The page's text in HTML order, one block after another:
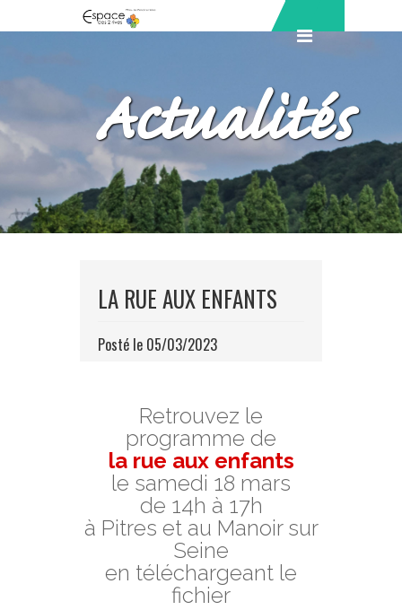
Actualités
LA RUE AUX ENFANTS
Posté le 05/03/2023
Retrouvez le
programme de
la rue aux enfants
le samedi 18 mars
de 14h à 17h
à Pitres et au Manoir sur
Seine
en téléchargeant le
fichier